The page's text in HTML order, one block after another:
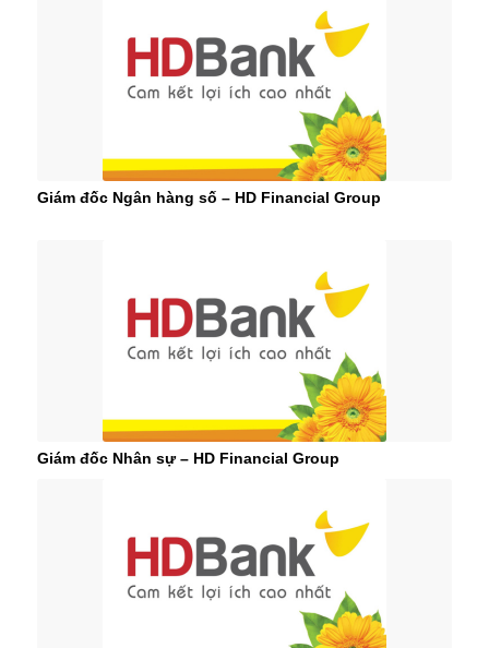
Giám đốc Ngân hàng số – HD Financial Group
Giám đốc Nhân sự – HD Financial Group